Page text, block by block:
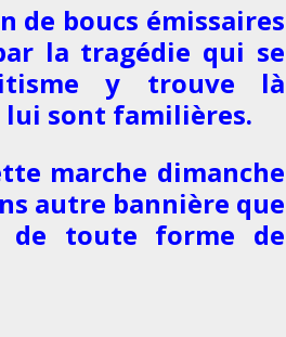
de boucs émissaires
la tragédie qui se
y trouve là
lui sont familières.
marche dimanche
autre bannière que
toute forme de